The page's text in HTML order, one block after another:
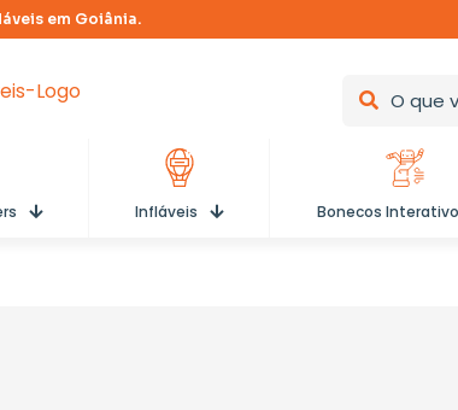
em Goiânia.
Infláveis Bonecos